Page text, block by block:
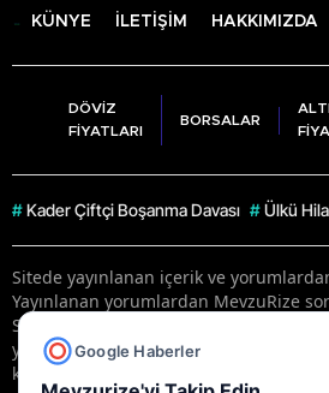
Google Haberler
KÜNYE İLETİŞİM HAKKIMIZDA
DÖVİZ
FİYATLARI
BORSALAR
# Kader Çiftçi Boşanma Davası # Ülkü
Sitede yayınlanan içerik ve
Yayınlanan yorumlardan MevzuRize
Sitedeki tüm harici linkler ayrı bir
yayınlanan haber, köşe yazıları ve
kaynak gösterilse dahi, herhangi bir